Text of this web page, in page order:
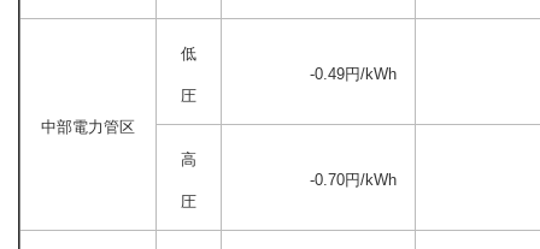
中部電力管区
低
圧
-0.49円/kWh
高
圧
-0.70円/kWh